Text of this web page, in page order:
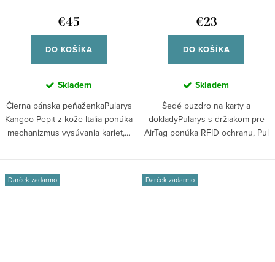
€45
DO KOŠÍKA
Skladem
Čierna pánska peňaženkaPularys
Kangoo Pepit z kože Italia ponúka
mechanizmus vysúvania kariet,...
€23
DO KOŠÍKA
Skladem
Šedé puzdro na karty a
dokladyPularys s držiakom pre
AirTag ponúka RFID ochranu, Pul
Darček zadarmo Darček zadarmo